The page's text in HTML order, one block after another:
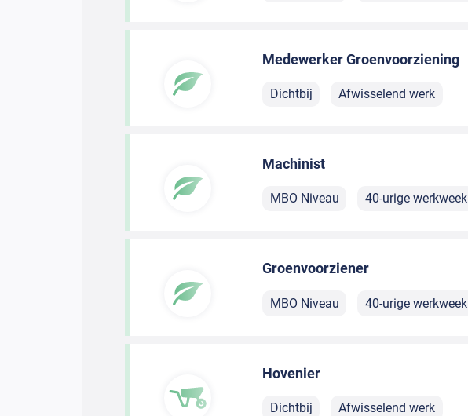
Medewerker Groenvoorziening
Dichtbij Afwisselend werk
Machinist
MBO Niveau 40-urige werkweek
Groenvoorziener
MBO Niveau 40-urige werkweek
Hovenier
Dichtbij Afwisselend werk